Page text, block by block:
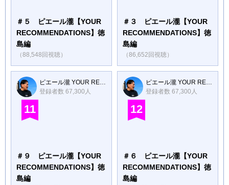
＃５ ピエール瀧【YOUR
RECOMMENDATIONS】徳
島編
（88,548回視聴）
＃３ ピエール瀧【YOUR
RECOMMENDATIONS】徳
島編
（86,652回視聴）
ピエール瀧 YOUR RECOMMENDATIONS
登録者数 67,300人
11
＃９ ピエール瀧【YOUR
RECOMMENDATIONS】徳
島編
ピエール瀧 YOUR RECOMMENDATIONS
登録者数 67,300人
12
＃６ ピエール瀧【YOUR
RECOMMENDATIONS】徳
島編